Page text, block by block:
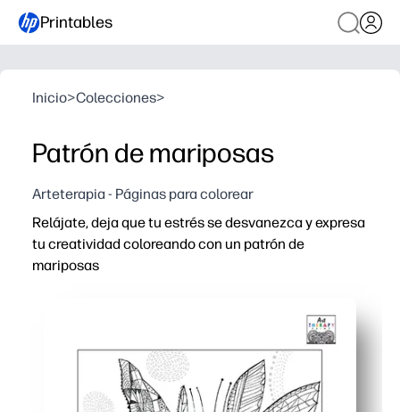
Printables
Inicio>Colecciones>
Patrón de mariposas
Arteterapia - Páginas para colorear
Relájate, deja que tu estrés se desvanezca y expresa
tu creatividad coloreando con un patrón de
mariposas
Concentración relajante: la repetición de motivos de
Desarrollo de habilidades: práctica de motricidad
Uso versátil: perfecto para perder el cerebro,